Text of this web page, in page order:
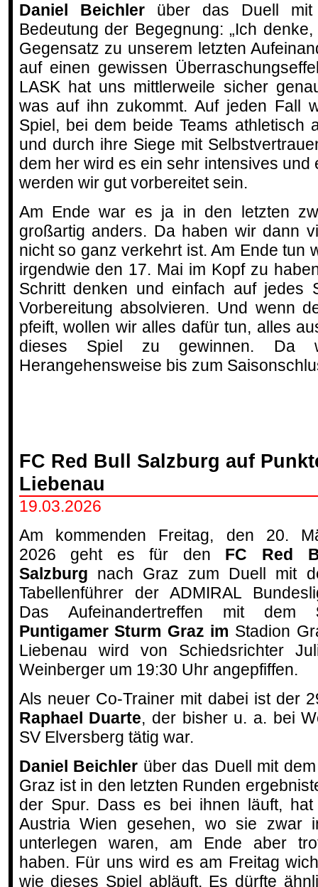
Daniel Beichlerüber das Duell mit
Bedeutung der Begegnung: „Ich
Gegensatz zu unserem letzten
auf einen gewissen
LASK hat uns mittlerweile sicher
was auf ihn zukommt. Auf jeden Fall
Spiel, bei dem beide Teams athletisch
und durch ihre Siege mit
dem her wird es ein sehr intensives und
werden wir gut vorbereitet sein.
Am Ende war es ja in den letzten
großartig anders. Da haben wir dann
nicht so ganz verkehrt ist. Am Ende tun
irgendwie den 17. Mai im Kopf zu
Schritt denken und einfach auf jedes
Vorbereitung absolvieren. Und wenn
pfeift, wollen wir alles dafür tun, alles
dieses Spiel zu gewinnen.
Herangehensweise bis zum
FC Red Bull Salzburg auf
Liebenau
19.03.2026
Am kommenden Freitag, den 20.
2026 geht es für den FC Red
Salzburg nach Graz zum Duell mit
Tabellenführer der ADMIRAL
Das Aufeinandertreffen mit dem
Puntigamer Sturm Graz im Stadion
Liebenau wird von Schiedsrichter
Weinberger um 19:30 Uhr angepfiffen.
Als neuer Co-Trainer mit dabei ist der
Raphael Duarte, der bisher u. a. bei
SV Elversberg tätig war.
Daniel Beichler über das Duell mit
Graz ist in den letzten Runden
der Spur. Dass es bei ihnen läuft,
Austria Wien gesehen, wo sie zwar
unterlegen waren, am Ende aber
haben. Für uns wird es am Freitag
wie dieses Spiel abläuft. Es dürfte